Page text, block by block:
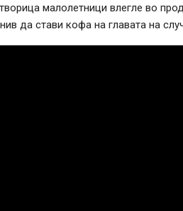
малолетници влегле во
да стави кофа на главата на